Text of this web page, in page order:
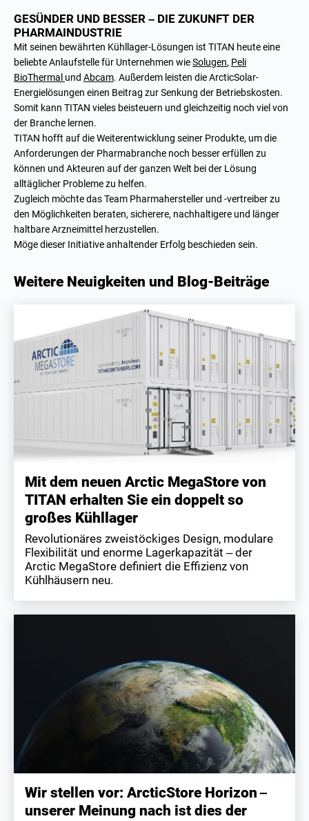
GESÜNDER UND BESSER – DIE ZUKUNFT DER
PHARMAINDUSTRIE
Mit seinen bewährten Kühllager-Lösungen ist TITAN heute eine
beliebte Anlaufstelle für Unternehmen wieSolugen, Peli
BioThermal und Abcam. Außerdem leisten die ArcticSolar-
Energielösungen einen Beitrag zur Senkung der Betriebskosten.
Somit kann TITAN vieles beisteuern und gleichzeitig noch viel von
der Branche lernen.
TITAN hofft auf die Weiterentwicklung seiner Produkte, um die
Anforderungen der Pharmabranche noch besser erfüllen zu
können und Akteuren auf der ganzen Welt bei der Lösung
alltäglicher Probleme zu helfen.
Zugleich möchte das Team Pharmahersteller und -vertreiber zu
den Möglichkeiten beraten, sicherere, nachhaltigere und länger
haltbare Arzneimittel herzustellen.
Möge dieser Initiative anhaltender Erfolg beschieden sein.
Weitere Neuigkeiten und Blog-Beiträge
Mit dem neuen Arctic MegaStore von
TITAN erhalten Sie ein doppelt so
großes Kühllager
Revolutionäres zweistöckiges Design, modulare
Flexibilität und enorme Lagerkapazität – der
Arctic MegaStore definiert die Effizienz von
Kühlhäusern neu.
Wir stellen vor: ArcticStore Horizon –
unserer Meinung nach ist dies der